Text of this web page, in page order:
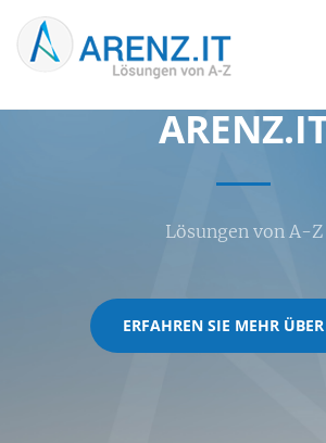
zum
Hauptinhalt
Lösungen von A-Z
ERFAHREN SIE MEHR